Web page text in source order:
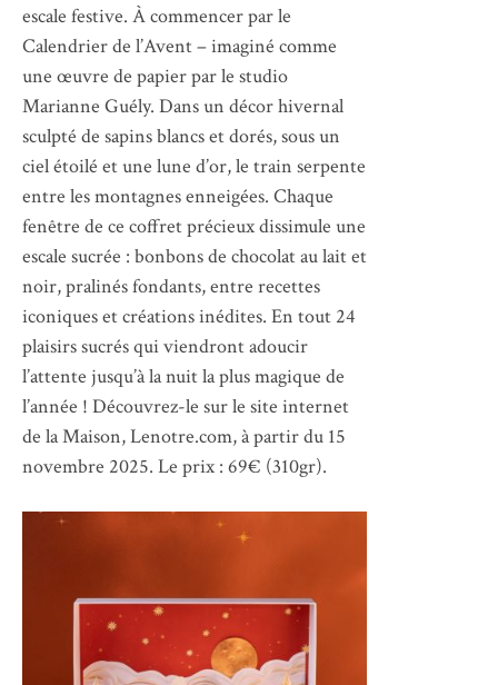
escale festive. À commencer par le
Calendrier de l’Avent – imaginé comme
une œuvre de papier par le studio
Marianne Guély. Dans un décor hivernal
sculpté de sapins blancs et dorés, sous un
ciel étoilé et une lune d’or, le train serpente
entre les montagnes enneigées. Chaque
fenêtre de ce coffret précieux dissimule une
escale sucrée : bonbons de chocolat au lait et
noir, pralinés fondants, entre recettes
iconiques et créations inédites. En tout 24
plaisirs sucrés qui viendront adoucir
l’attente jusqu’à la nuit la plus magique de
l’année ! Découvrez-le sur le site internet
de la Maison, Lenotre.com, à partir du 15
novembre 2025. Le prix : 69€ (310gr).